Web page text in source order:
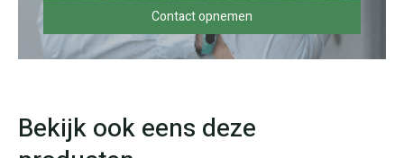
Contact opnemen